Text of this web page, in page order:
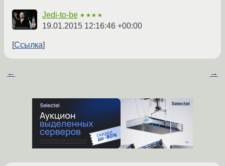
Jedi-to-be ★★★★
19.01.2015 12:16:46 +00:00
Ссылка
← →